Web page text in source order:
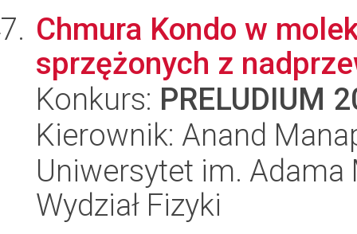
Chmura Kondo w
sprzężonych z
Konkurs: PRELUDIUM
Kierownik: Anand
Uniwersytet im.
Wydział Fizyki